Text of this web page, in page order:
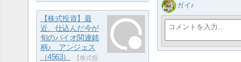
ガイ♪
【株式投資】最
近、仕込んだ今が
旬のバイオ関連銘
柄♪ アンジェス
（4563）
【株式投